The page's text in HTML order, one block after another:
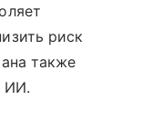
риск
также
ИИ.